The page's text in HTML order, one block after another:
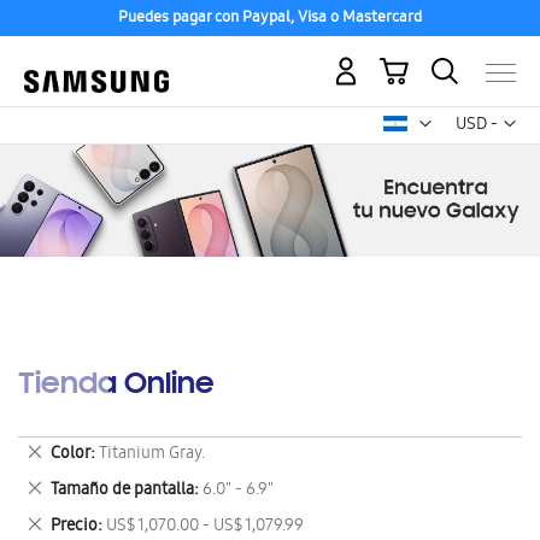
Puedes pagar con Paypal, Visa o Mastercard
USD -
dólar
Mi carrito
Tienda Online
Color Titanium Gray.
Eliminar
este
artículo
Tamaño de pantalla 6.0" - 6.9"
Eliminar
este
Precio US$ 1,070.00 - US$ 1,079.99
Eliminar